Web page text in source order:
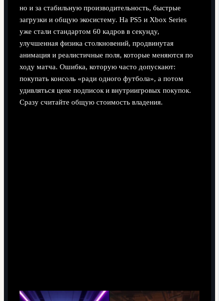
но и за стабильную производительность, быстрые
загрузки и общую экосистему. На PS5 и Xbox Series
уже стали стандартом 60 кадров в секунду,
улучшенная физика столкновений, продвинутая
анимация и реалистичные поля, которые меняются по
ходу матча. Ошибка, которую часто допускают:
покупать консоль «ради одного футбола», а потом
удивляться цене подписок и внутриигровых покупок.
Сразу считайте общую стоимость владения.